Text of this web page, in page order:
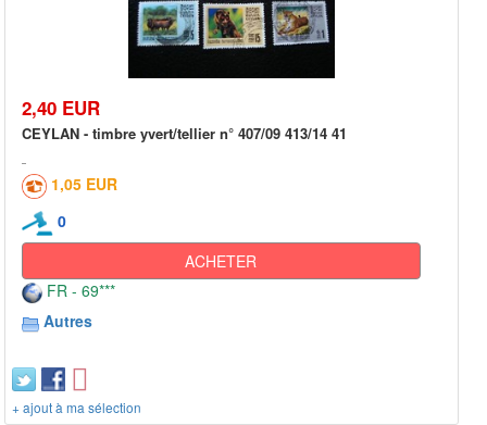
2,40 EUR
CEYLAN - timbre yvert/tellier n° 407/09 413/14 41
1,05 EUR
0
ACHETER
FR - 69***
Autres
+ ajout à ma sélection